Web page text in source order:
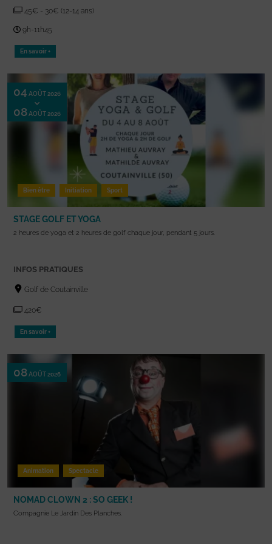
45€ - 30€ (12-14 ans)
9h-11h45
En savoir +
04 AOÛT 2026
08 AOÛT 2026
Bien être Initiation Sport
STAGE GOLF ET YOGA
2 heures de yoga et 2 heures de golf chaque jour, pendant 5 jours.
INFOS PRATIQUES
Golf de Coutainville
420€
En savoir +
08 AOÛT 2026
Animation Spectacle
NOMAD CLOWN 2 : SO GEEK !
Compagnie Le Jardin Des Planches.